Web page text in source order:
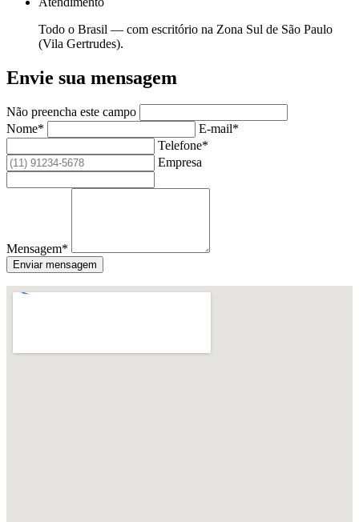
Todo o Brasil — com escritório na Zona Sul de São Paulo
(Vila Gertrudes).
Envie sua mensagem
Não preencha este campo
Nome*
E-mail*
Telefone*
Empresa
Mensagem*
Enviar mensagem